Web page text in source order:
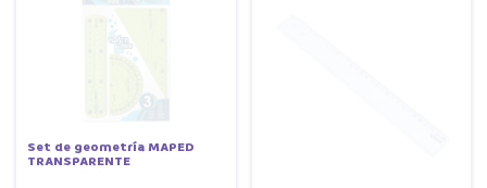
Set de geometría MAPED
TRANSPARENTE